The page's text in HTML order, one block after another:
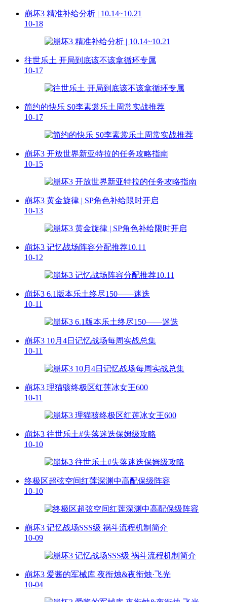
崩坏3 精准补给分析 | 10.14~10.21
10-18
往世乐土 开局到底该不该拿循环专属
10-17
简约的快乐 S0李素裳乐土周常实战推荐
10-17
崩坏3 开放世界新亚特拉的任务攻略指南
10-15
崩坏3 黄金旋律 | SP角色补给限时开启
10-13
崩坏3 记忆战场阵容分配推荐10.11
10-12
崩坏3 6.1版本乐土终尽150——迷迭
10-11
崩坏3 10月4日记忆战场每周实战总集
10-11
崩坏3 理猫骇终极区红莲冰女王600
10-11
崩坏3 往世乐土#失落迷迭保姆级攻略
10-10
终极区超弦空间红莲深渊中高配保级阵容
10-10
崩坏3 记忆战场SSS级 祸斗流程机制简介
10-09
崩坏3 爱酱的军械库 夜衔烛&夜衔烛·飞光
10-04